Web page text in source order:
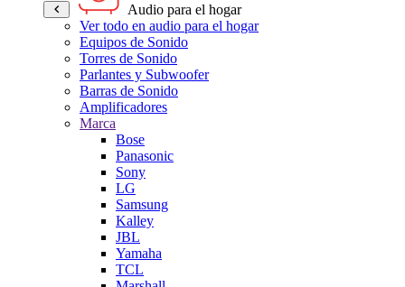
Audio para el hogar
Ver todo en audio para el hogar
Equipos de Sonido
Torres de Sonido
Parlantes y Subwoofer
Barras de Sonido
Amplificadores
Marca
Bose
Panasonic
Sony
LG
Samsung
Kalley
JBL
Yamaha
TCL